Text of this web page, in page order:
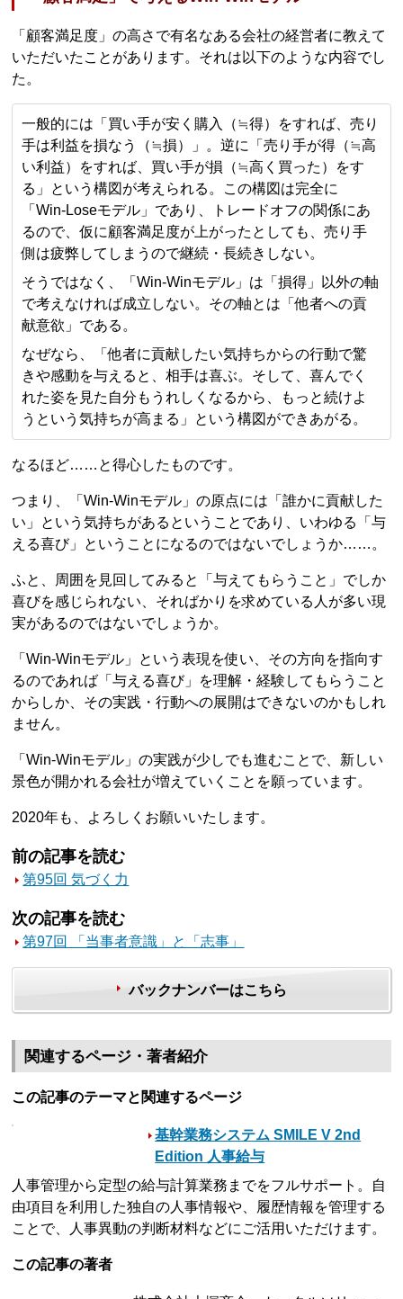
「顧客満足度」の高さで有名なある会社の経営者に教えて
いただいたことがあります。それは以下のような内容でし
た。
一般的には「買い手が安く購入（≒得）をすれば、売り
手は利益を損なう（≒損）」。逆に「売り手が得（≒高
い利益）をすれば、買い手が損（≒高く買った）をす
る」という構図が考えられる。この構図は完全に
「Win‐Loseモデル」であり、トレードオフの関係にあ
るので、仮に顧客満足度が上がったとしても、売り手
側は疲弊してしまうので継続・長続きしない。
そうではなく、「Win‐Winモデル」は「損得」以外の軸
で考えなければ成立しない。その軸とは「他者への貢
献意欲」である。
なぜなら、「他者に貢献したい気持ちからの行動で驚
きや感動を与えると、相手は喜ぶ。そして、喜んでく
れた姿を見た自分もうれしくなるから、もっと続けよ
うという気持ちが高まる」という構図ができあがる。
なるほど……と得心したものです。
つまり、「Win-Winモデル」の原点には「誰かに貢献した
い」という気持ちがあるということであり、いわゆる「与
える喜び」ということになるのではないでしょうか……。
ふと、周囲を見回してみると「与えてもらうこと」でしか
喜びを感じられない、そればかりを求めている人が多い現
実があるのではないでしょうか。
「Win‐Winモデル」という表現を使い、その方向を指向す
るのであれば「与える喜び」を理解・経験してもらうこと
からしか、その実践・行動への展開はできないのかもしれ
ません。
「Win‐Winモデル」の実践が少しでも進むことで、新しい
景色が開かれる会社が増えていくことを願っています。
2020年も、よろしくお願いいたします。
前の記事を読む
第95回 気づく力
次の記事を読む
第97回 「当事者意識」と「志事」
バックナンバーはこちら
関連するページ・著者紹介
この記事のテーマと関連するページ
基幹業務システム SMILE V 2nd
Edition 人事給与
人事管理から定型の給与計算業務までをフルサポート。自
由項目を利用した独自の人事情報や、履歴情報を管理する
ことで、人事異動の判断材料などにご活用いただけます。
この記事の著者